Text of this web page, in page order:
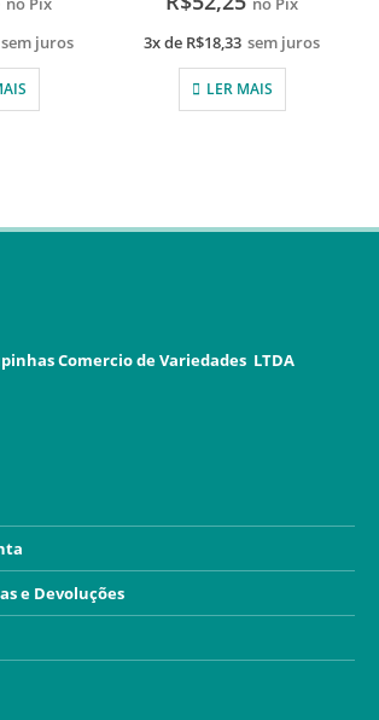
no Pix
sem juros
no Pix
3x de R$18,33 sem juros
LER MAIS
Comercio de Variedades LTDA
e Devoluções